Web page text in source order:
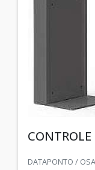
CONTROLE
DATAPONTO /